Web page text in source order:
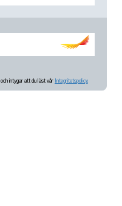
och intygar att du läst vår Integritetspolicy.